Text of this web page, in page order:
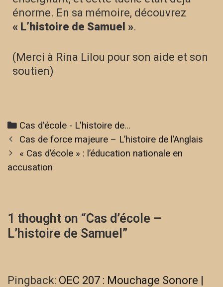
énorme. En sa mémoire, découvrez
« L’histoire de Samuel ».
(Merci à Rina Lilou pour son aide et son
soutien)
Cas d'école - L'histoire de...
Cas de force majeure – L’histoire de l’Anglais
« Cas d’école » : l’éducation nationale en
accusation
1 thought on “Cas d’école –
L’histoire de Samuel ”
Pingback: OEC 207 : Mouchage Sonore |